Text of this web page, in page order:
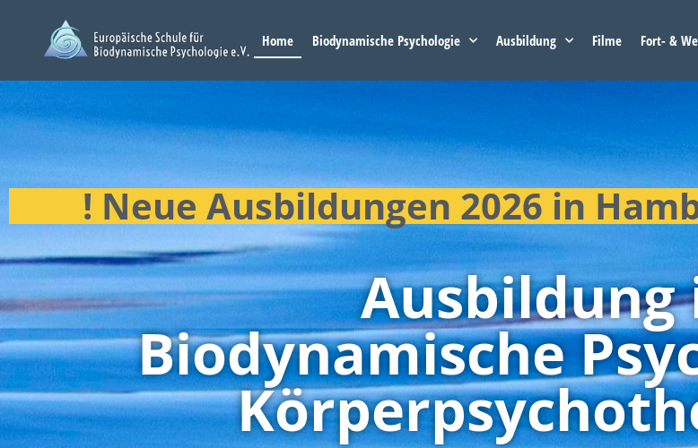
Home Biodynamische Psychologie Ausbildung Filme Fort- &
! Neue Ausbildungen 2026 in
Ausbildung
Biodynamische